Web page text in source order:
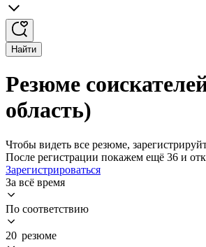
Найти
Резюме
область)
Чтобы видеть все резюме,
После регистрации покажем ещё 36 и
Зарегистрироваться
За всё время
По соответствию
20 резюме